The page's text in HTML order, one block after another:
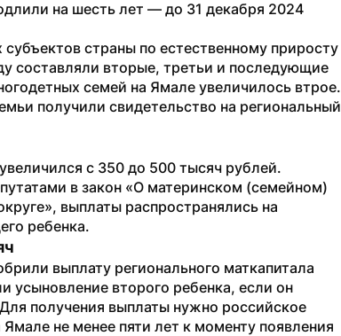
на шесть лет — до 31 декабря 2024
страны по естественному приросту
составляли вторые, третьи и последующие
семей на Ямале увеличилось втрое.
получили свидетельство на региональный
с 350 до 500 тысяч рублей.
в закон «О материнском (семейном)
выплаты распространялись на
ребенка.
выплату регионального маткапитала
усыновление второго ребенка, если он
получения выплаты нужно российское
не менее пяти лет к моменту появления